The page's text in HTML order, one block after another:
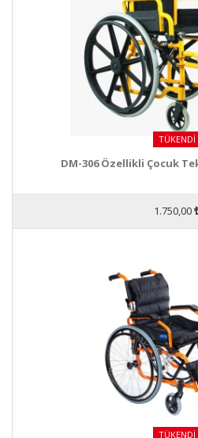
TÜKENDI
DM-306 Özellikli Çocuk
1.750,00
TÜKENDI